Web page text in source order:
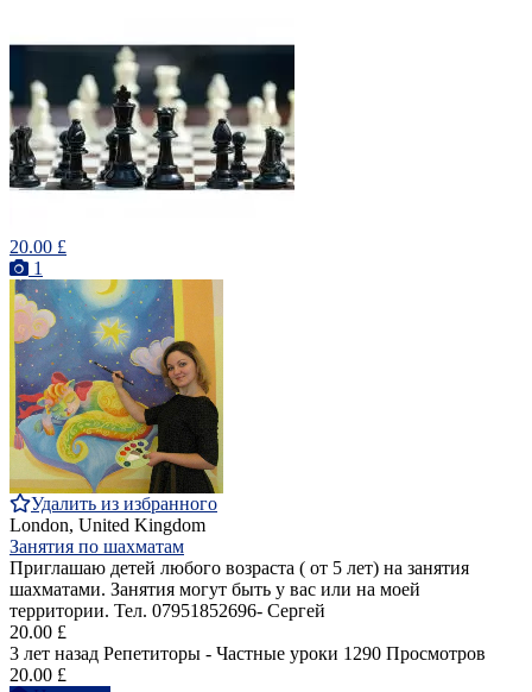
20.00 £
1
Удалить из избранного
London, United Kingdom
Занятия по шахматам
Приглашаю детей любого возраста ( от 5 лет) на занятия
шахматами. Занятия могут быть у вас или на моей
территории. Тел. 07951852696- Сергей
20.00 £
3 лет назад Репетиторы - Частные уроки 1290 Просмотров
20.00 £